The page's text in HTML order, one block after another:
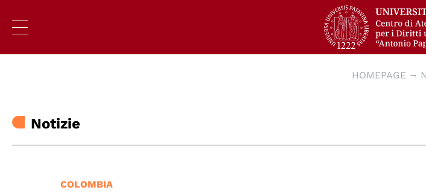
HOMEPAGE
Notizie
COLOMBIA